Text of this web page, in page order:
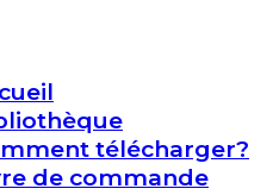
télécharger?
de commande